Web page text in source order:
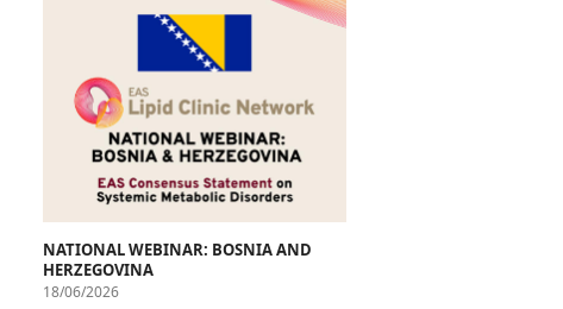
NATIONAL WEBINAR: BOSNIA AND
HERZEGOVINA
18/06/2026